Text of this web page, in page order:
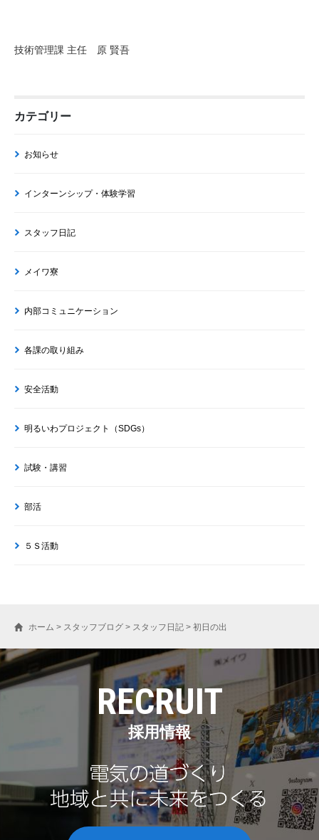
技術管理課 主任 原 賢吾
カテゴリー
お知らせ
インターンシップ・体験学習
スタッフ日記
メイワ寮
内部コミュニケーション
各課の取り組み
安全活動
明るいわプロジェクト（SDGs）
試験・講習
部活
５Ｓ活動
ホーム > スタッフブログ > スタッフ日記 > 初日の出
RECRUIT
採用情報